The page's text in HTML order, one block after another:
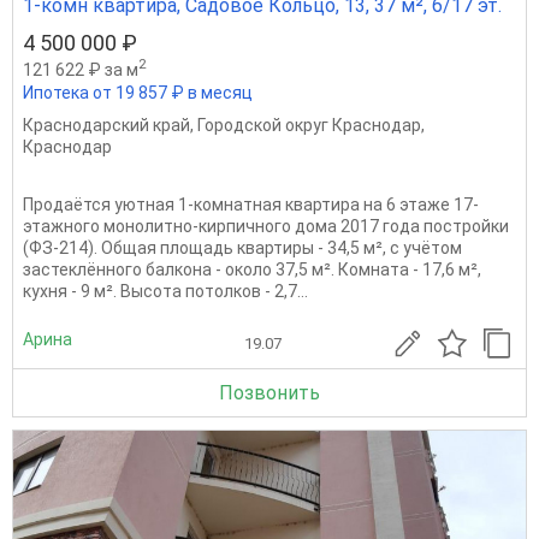
1-комн квартира, Садовое Кольцо, 13, 37 м², 6/17 эт.
4 500 000 ₽
121 622 ₽ за м2
Ипотека от 19 857 ₽ в месяц
Краснодарский край, Городской округ Краснодар,
Краснодар
Продаётся уютная 1-комнатная квартира на 6 этаже 17-
этажного монолитно-кирпичного дома 2017 года постройки
(ФЗ-214). Общая площадь квартиры - 34,5 м², с учётом
застеклённого балкона - около 37,5 м². Комната - 17,6 м²,
кухня - 9 м². Высота потолков - 2,7...
Арина 19.07
Позвонить